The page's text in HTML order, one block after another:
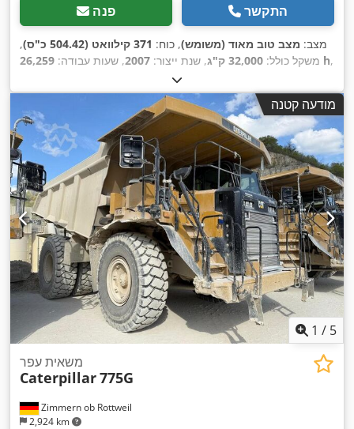
פנה התקשר
מצב: מצב טוב מאוד (משומש), כוח: 371 קילוואט (504.42 כ"ס)
,
משקל כולל: 32,000 ק"ג , שנת ייצור: 2007, שעות עבודה: 26,259 h,
מודעה קטנה
1 / 5
Zimmern ob Rottweil
2,924 km
משאית עפר
Caterpillar775G